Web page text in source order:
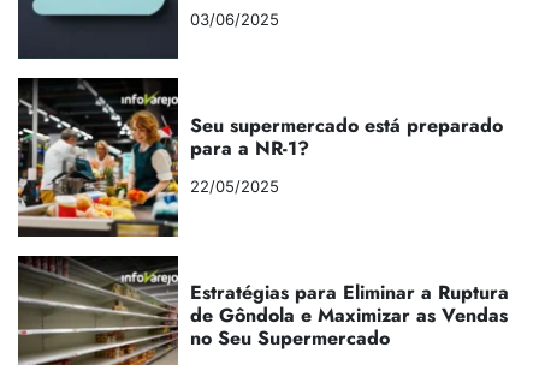
03/06/2025
Seu supermercado está preparado
para a NR-1?
22/05/2025
Estratégias para Eliminar a Ruptura
de Gôndola e Maximizar as Vendas
no Seu Supermercado